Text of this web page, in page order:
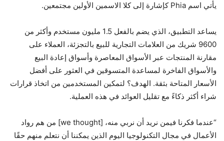
يأتي اسم Phia كإشارة إلى كلا الاسمين الأولين مجتمعين.
يساعد التطبيق، الذي يضم بالفعل 1.5 مليون مستخدم وأكثر من
9600 شريك من العلامات التجارية للبيع بالتجزئة، العملاء على
مقارنة المنتجات عبر الأسواق المعاصرة وأسواق إعادة البيع
والأسواق الفاخرة لمساعدة المتسوقين في العثور على أفضل
الأسعار المتاحة بثقة. الهدف؟ لتمكين المستخدمين من اتخاذ قرارات
شراء أكثر ذكاءً مع تقليل العوائد في هذه العملية.
“عندما فكرنا فيمن نريد أن نربي منه، [we thought] من هم رواد
الأعمال في مجال التكنولوجيا اليوم الذين يمكننا أن نتعلم منهم حقًا